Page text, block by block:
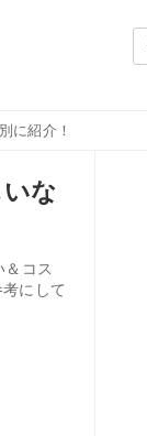
に紹介！
な
＆コス
にして